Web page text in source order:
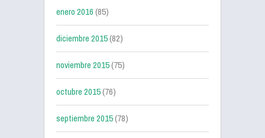
enero 2016(85)
diciembre 2015(82)
noviembre 2015(75)
octubre 2015(76)
septiembre 2015(78)